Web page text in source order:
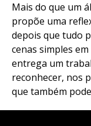
Mais do que um
propõe uma
depois que tudo
cenas simples
entrega um
reconhecer, nos
que também